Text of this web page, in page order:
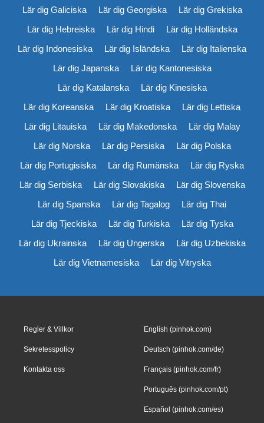
Lär dig Galiciska
Lär dig Georgiska
Lär dig Grekiska
Lär dig Hebreiska
Lär dig Hindi
Lär dig Holländska
Lär dig Indonesiska
Lär dig Isländska
Lär dig Italienska
Lär dig Japanska
Lär dig Kantonesiska
Lär dig Katalanska
Lär dig Kinesiska
Lär dig Koreanska
Lär dig Kroatiska
Lär dig Lettiska
Lär dig Litauiska
Lär dig Makedonska
Lär dig Malay
Lär dig Norska
Lär dig Persiska
Lär dig Polska
Lär dig Portugisiska
Lär dig Rumänska
Lär dig Ryska
Lär dig Serbiska
Lär dig Slovakiska
Lär dig Slovenska
Lär dig Spanska
Lär dig Tagalog
Lär dig Thai
Lär dig Tjeckiska
Lär dig Turkiska
Lär dig Tyska
Lär dig Ukrainska
Lär dig Ungerska
Lär dig Uzbekiska
Lär dig Vietnamesiska
Lär dig Vitryska
Regler & Villkor
Sekretesspolicy
Kontakta oss
English (pinhok.com)
Deutsch (pinhok.com/de)
Français (pinhok.com/fr)
Português (pinhok.com/pt)
Español (pinhok.com/es)